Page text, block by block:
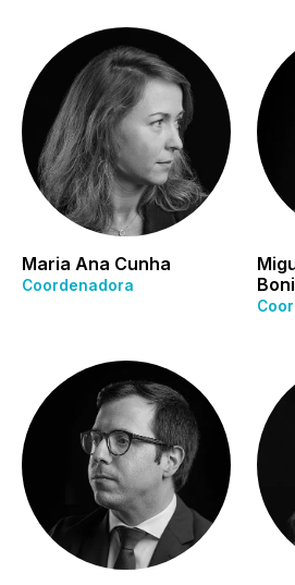
Maria Ana Cunha
Coordenadora